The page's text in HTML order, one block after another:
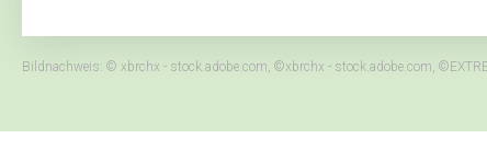
Bildnachweis: © xbrchx - stock.adobe.com, ©xbrchx - stock.adobe.com,